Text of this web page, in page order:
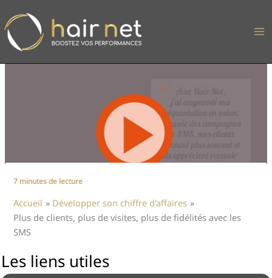
au
contenu
7 minutes de lecture
Accueil
Développer son chiffre d'affaires
Plus de clients, plus de visites, plus de fidélités avec les
SMS
Les liens utiles